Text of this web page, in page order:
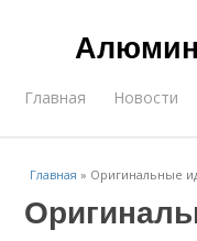
Главная Новости
Главная » Оригинальные